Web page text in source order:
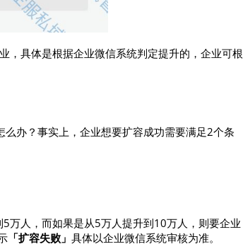
，具体是根据企业微信系统判定提升的，企业可根
么办？事实上，企业想要扩容成功需要满足2个条
万人，而如果是从5万人提升到10万人，则要企业
「扩容失败」 具体以企业微信系统审核为准。